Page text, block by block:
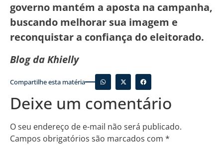
governo mantém a aposta na campanha,
buscando melhorar sua imagem e
reconquistar a confiança do eleitorado.
Blog da Khielly
Compartilhe esta matéria
Deixe um comentário
O seu endereço de e-mail não será publicado.
Campos obrigatórios são marcados com *